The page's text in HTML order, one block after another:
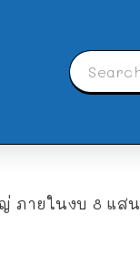
ยในงบ 8 แสนบาท